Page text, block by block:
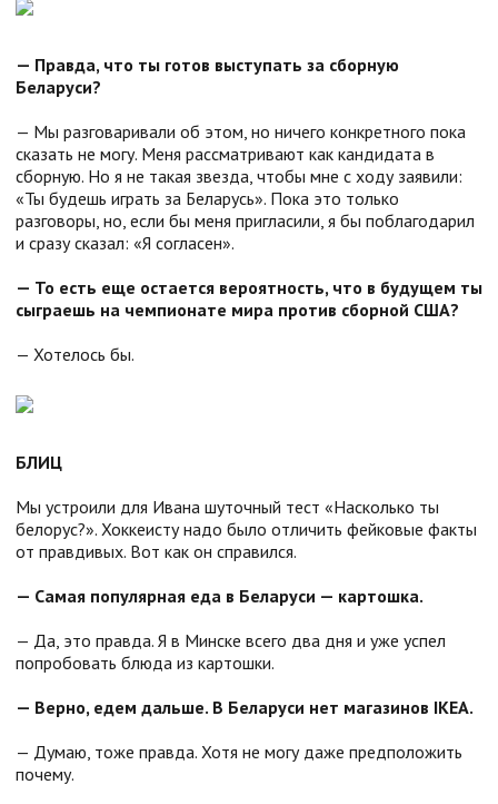
— Правда, что ты готов выступать за сборную
Беларуси?
— Мы разговаривали об этом, но ничего конкретного пока
сказать не могу. Меня рассматривают как кандидата в
сборную. Но я не такая звезда, чтобы мне с ходу заявили:
«Ты будешь играть за Беларусь». Пока это только
разговоры, но, если бы меня пригласили, я бы поблагодарил
и сразу сказал: «Я согласен».
— То есть еще остается вероятность, что в будущем ты
сыграешь на чемпионате мира против сборной США?
— Хотелось бы.
БЛИЦ
Мы устроили для Ивана шуточный тест «Насколько ты
белорус?». Хоккеисту надо было отличить фейковые факты
от правдивых. Вот как он справился.
— Самая популярная еда в Беларуси — картошка.
— Да, это правда. Я в Минске всего два дня и уже успел
попробовать блюда из картошки.
— Верно, едем дальше. В Беларуси нет магазинов IKEA.
— Думаю, тоже правда. Хотя не могу даже предположить
почему.